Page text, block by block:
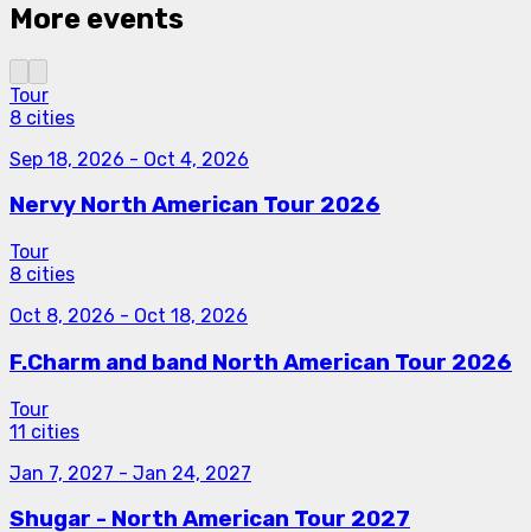
More events
Tour
8 cities
Sep 18, 2026 - Oct 4, 2026
Nervy North American Tour 2026
Tour
8 cities
Oct 8, 2026 - Oct 18, 2026
F.Charm and band North American Tour 2026
Tour
11 cities
Jan 7, 2027 - Jan 24, 2027
Shugar - North American Tour 2027